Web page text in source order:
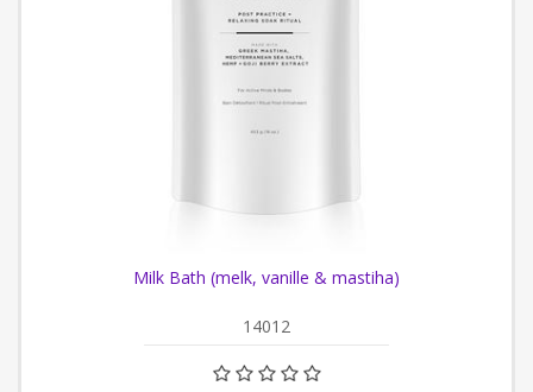
Milk Bath (melk, vanille & mastiha)
14012